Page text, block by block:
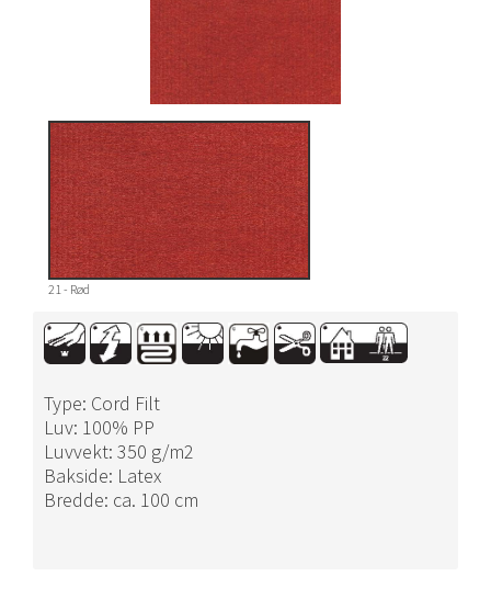
21 - Rød
Type: Cord Filt
Luv: 100% PP
Luvvekt: 350 g/m2
Bakside: Latex
Bredde: ca. 100 cm